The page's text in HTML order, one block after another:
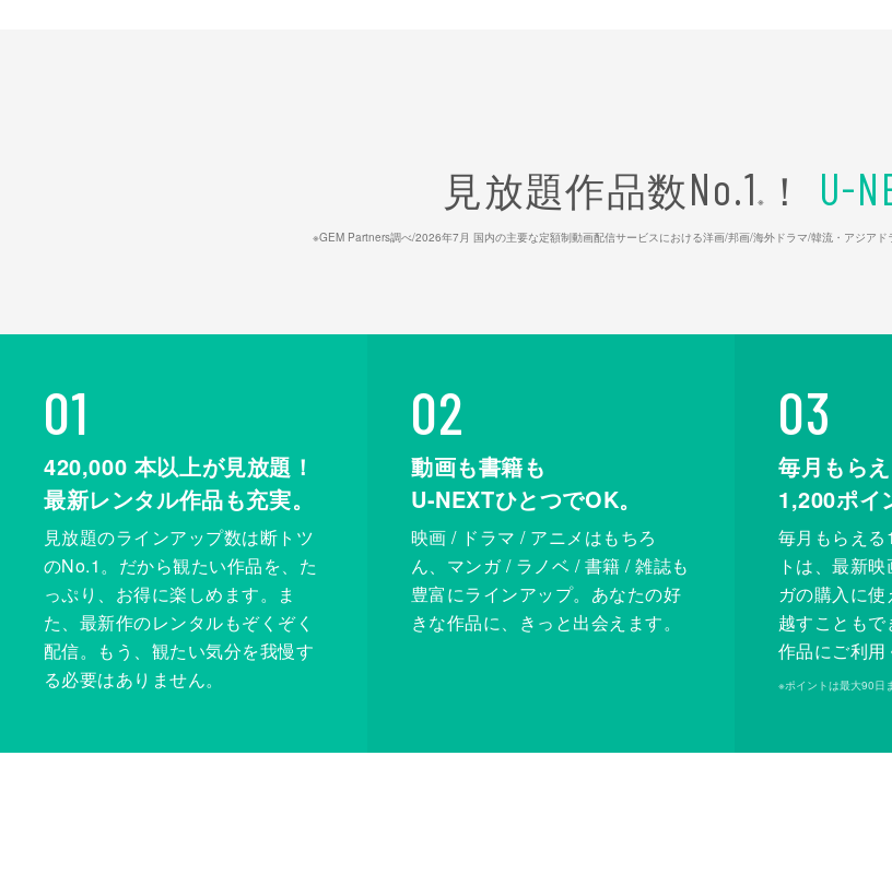
見放題作品数No.1 ※ ！ U-
※GEM Partners調べ/2026年7⽉ 国内の主要な定額制動画配信サービスにおける洋画/邦画/海外ドラマ/韓流・アジアド
01
420,000 本以上が見放題！
最新レンタル作品も充実。
見放題のラインアップ数は断トツ
のNo.1。だから観たい作品を、た
っぷり、お得に楽しめます。ま
た、最新作のレンタルもぞくぞく
配信。もう、観たい気分を我慢す
る必要はありません。
02
動画も書籍も
U-NEXTひとつでOK。
映画 / ドラマ / アニメはもちろ
ん、マンガ / ラノベ / 書籍 / 雑誌も
豊富にラインアップ。あなたの好
きな作品に、きっと出会えます。
03
毎月もら
1,200ポイ
毎月もらえ
トは、最新
ガの購入に
越すことも
作品にご利用
※ポイントは最大90日